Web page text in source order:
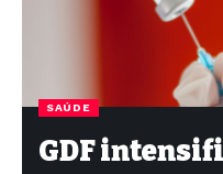
SAÚDE
GDF